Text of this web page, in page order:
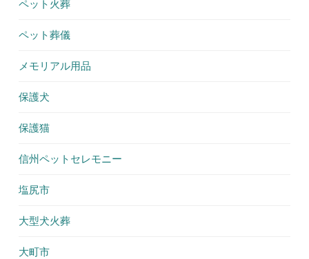
ペット火葬
ペット葬儀
メモリアル用品
保護犬
保護猫
信州ペットセレモニー
塩尻市
大型犬火葬
大町市